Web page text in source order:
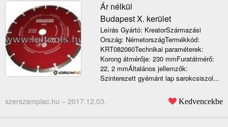
Ár nélkül
Budapest X. kerület
Leírás Gyártó: KreatorSzármazási
Ország: NémetországTermékkód:
KRT082060Technikai paraméterek:
Korong átmérője: 230 mmFuratátmérő:
22, 2 mmÁltalános jellemzők:
Szinterezett gyémánt lap sarokcsiszol...
szerszampiac.hu – 2017.12.03. Kedvencekbe